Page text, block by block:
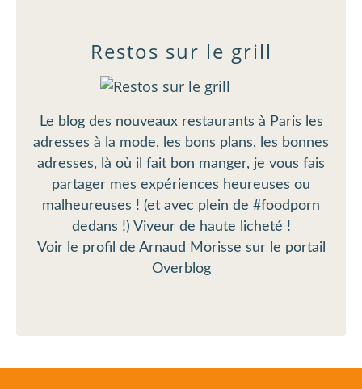
Restos sur le grill
Le blog des nouveaux restaurants à Paris les
adresses à la mode, les bons plans, les bonnes
adresses, là où il fait bon manger, je vous fais
partager mes expériences heureuses ou
malheureuses ! (et avec plein de #foodporn
dedans !) Viveur de haute licheté !
Voir le profil de Arnaud Morisse sur le portail
Overblog